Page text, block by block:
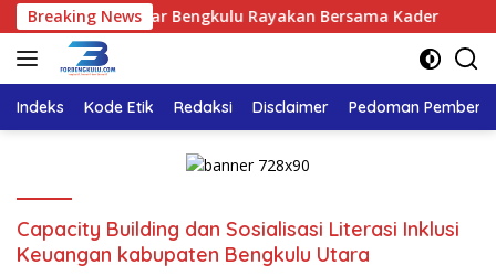
Langsung
ke
konten
Breaking News
DPD Golkar Bengkulu Rayakan Bersama Kader
Indeks Kode Etik Redaksi Disclaimer Pedoman
Capacity Building dan Sosialisasi Literasi Inklusi
Keuangan kabupaten Bengkulu Utara